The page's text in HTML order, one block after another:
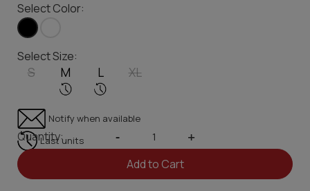
Select Color:
Select Size:
S M L XL
Notify when available
Last units
Quantity: - +
Add to Cart